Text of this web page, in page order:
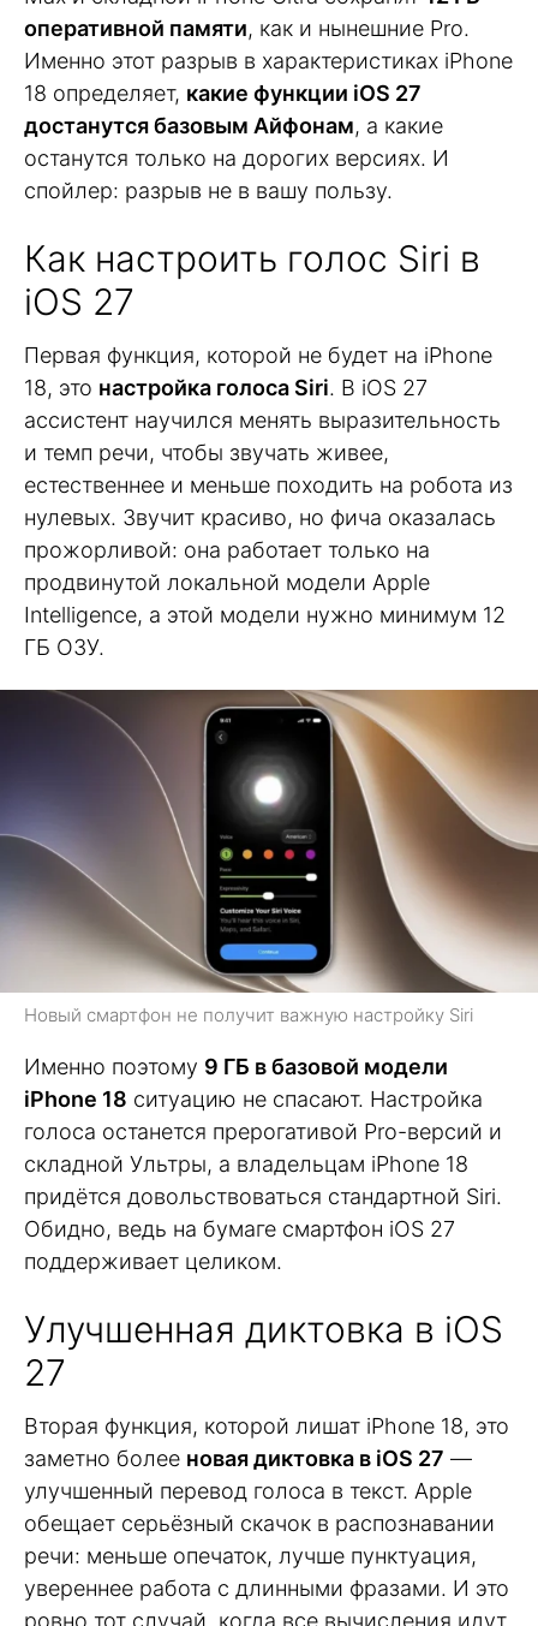
оперативной памяти, как и нынешние Pro.
Именно этот разрыв в характеристиках iPhone
18 определяет, какие функции iOS 27
достанутся базовым Айфонам, а какие
останутся только на дорогих версиях. И
спойлер: разрыв не в вашу пользу.
Как настроить голос Siri в
iOS 27
Первая функция, которой не будет на iPhone
18, это настройка голоса Siri. В iOS 27
ассистент научился менять выразительность
и темп речи, чтобы звучать живее,
естественнее и меньше походить на робота из
нулевых. Звучит красиво, но фича оказалась
прожорливой: она работает только на
продвинутой локальной модели Apple
Intelligence, а этой модели нужно минимум 12
ГБ ОЗУ.
Новый смартфон не получит важную настройку Siri
Именно поэтому 9 ГБ в базовой модели
iPhone 18 ситуацию не спасают. Настройка
голоса останется прерогативой Pro-версий и
складной Ультры, а владельцам iPhone 18
придётся довольствоваться стандартной Siri.
Обидно, ведь на бумаге смартфон iOS 27
поддерживает целиком.
Улучшенная диктовка в iOS
27
Вторая функция, которой лишат iPhone 18, это
заметно более новая диктовка в iOS 27 —
улучшенный перевод голоса в текст. Apple
обещает серьёзный скачок в распознавании
речи: меньше опечаток, лучше пунктуация,
увереннее работа с длинными фразами. И это
ровно тот случай, когда все вычисления идут